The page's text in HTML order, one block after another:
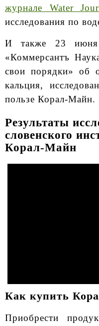
журнале Water
исследования по
И также 23 июня
«Коммерсантъ
свои порядки» об
кальция,
пользе Корал-Майн.
Результаты
словенского
Корал-Майн
Как купить
Приобрести